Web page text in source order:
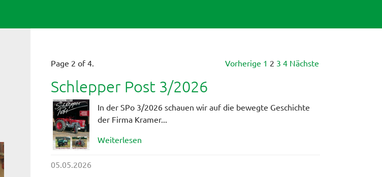
Page 2 of 4. Vorherige 1 2 3 4 Nächste
Schlepper Post 3/2026
In der SPo 3/2026 schauen wir auf die bewegte Geschichte
der Firma Kramer...
Weiterlesen
05.05.2026